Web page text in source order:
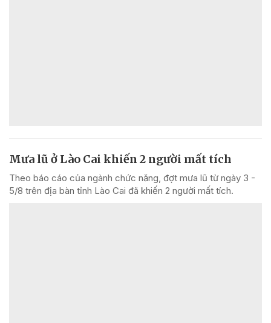
Mưa lũ ở Lào Cai khiến 2 người mất tích
Theo báo cáo của ngành chức năng, đợt mưa lũ từ ngày 3 -
5/8 trên địa bàn tỉnh Lào Cai đã khiến 2 người mất tích.